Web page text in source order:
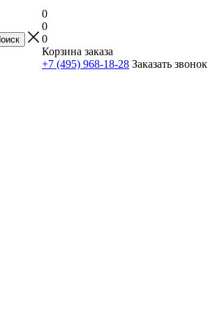
0
0
0
Корзина заказа
+7 (495) 968-18-28 Заказать звонок